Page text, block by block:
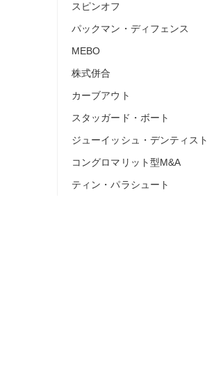
スピンオフ
パックマン・ディフェンス
MEBO
株式併合
カーブアウト
スタッガード・ボート
ジューイッシュ・デンティスト
コングロマリット型M&A
ティン・パラシュート